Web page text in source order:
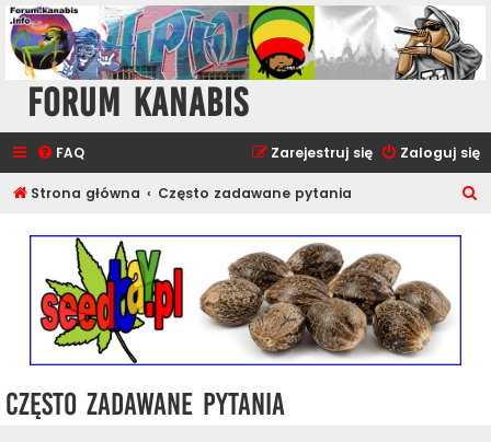
Forum Kanabis
FAQ Zaloguj się
Zarejestruj się
Strona główna Często zadawane pytania
Często zadawane pytania